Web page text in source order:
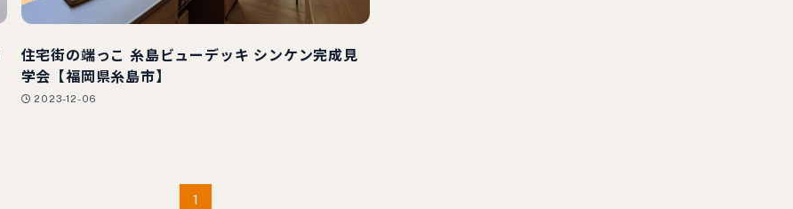
住宅街の端っこ 糸島ビューデッキ シンケン完成見
学会【福岡県糸島市】
2023-12-06
1